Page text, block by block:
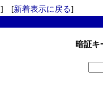
] [新着表示に戻る]
暗証キ